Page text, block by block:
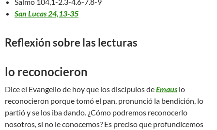
San Lucas 24,13-35
Reflexión sobre las lecturas
lo reconocieron
Dice el Evangelio de hoy que los discípulos deEmaus lo
reconocieron porque tomó el pan, pronunció la bendición, lo
partió y se los iba dando. ¿Cómo podremos reconocerlo
nosotros, si no le conocemos? Es preciso que profundicemos